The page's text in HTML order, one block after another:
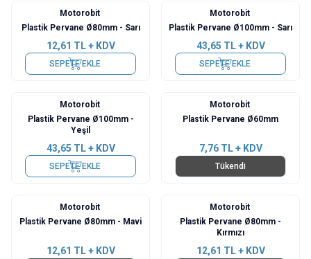
Motorobit
Plastik Pervane Ø80mm - Sarı
12,61 TL + KDV
SEPETE EKLE
Motorobit
Plastik Pervane Ø100mm - Sarı
43,65 TL + KDV
SEPETE EKLE
Motorobit
Plastik Pervane Ø100mm -
Yeşil
43,65 TL + KDV
SEPETE EKLE
Motorobit
Plastik Pervane Ø60mm
7,76TL + KDV
Tükendi
Motorobit
Plastik Pervane Ø80mm - Mavi
12,61 TL + KDV
Motorobit
Plastik Pervane Ø80mm -
Kırmızı
12,61 TL + KDV